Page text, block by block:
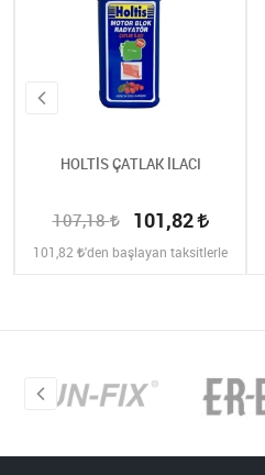
HOLTİS ÇATLAK İLACI
107,18 101,82
101,82 'den başlayan taksitlerle